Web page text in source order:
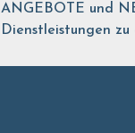
ANGEBOTE und
Dienstleistungen